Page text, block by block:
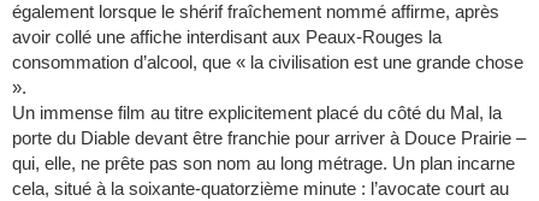
également lorsque le shérif fraîchement nommé affirme, après
avoir collé une affiche interdisant aux Peaux-Rouges la
consommation d’alcool, que « la civilisation est une grande chose
».
Un immense film au titre explicitement placé du côté du Mal, la
porte du Diable devant être franchie pour arriver à Douce Prairie –
qui, elle, ne prête pas son nom au long métrage. Un plan incarne
cela, situé à la soixante-quatorzième minute : l’avocate court au